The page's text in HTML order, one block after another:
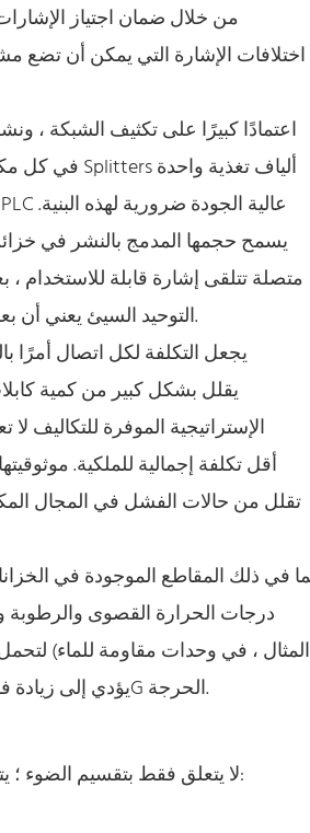
يسمح حجمها المدمج بالنشر في
متصلة تتلقى إشارة قابلة للاستخدام
التوحيد السيئ يعني أن بعض العقد تحصل على إشارات قوية بينما تكون أخرى هامشية ، مما يخلق ثقوب التغطية.
الإستراتيجية الموفرة للتكاليف
تقلل من حالات الفشل في المجال
درجات الحرارة القصوى والرطوبة
المثال ، في وحدات مقاومة للماء)
يؤدي إلى زيادة فقدان الإشارات ، وارتفاع معدلات الفشل ، ووقت تعطل الشبكة - غير مقبول لخدمات 5G الحرجة.
اختيار الخائن لـ 5G لا يتعلق فقط بتقسيم الضوء ؛ يتعلق الأمر بضمان أداء الشبكة وطول العمر. تشمل الاعتبارات الرئيسية: